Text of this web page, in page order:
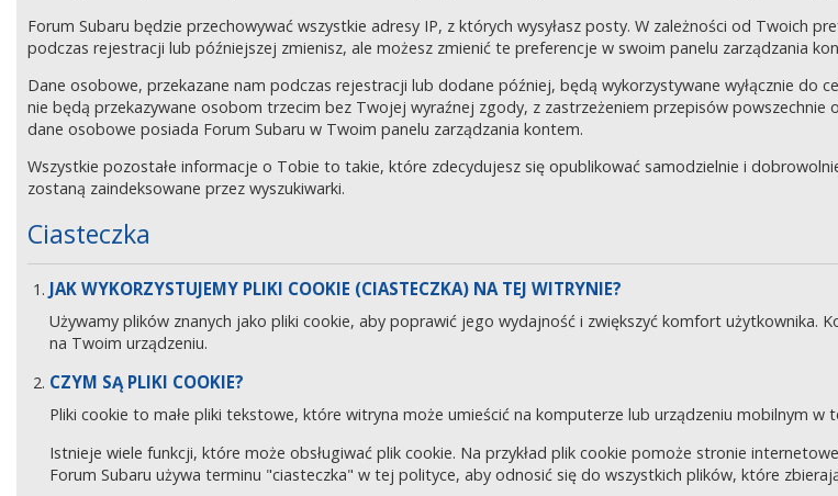
Forum Subaru będzie przechowywać wszystkie adresy IP, z których wysyłasz posty. W zależności od Twoich
podczas rejestracji lub późniejszej zmienisz, ale możesz zmienić te preferencje w swoim panelu zarządzania
Dane osobowe, przekazane nam podczas rejestracji lub dodane później, będą wykorzystywane wyłącznie do
nie będą przekazywane osobom trzecim bez Twojej wyraźnej zgody, z zastrzeżeniem przepisów
dane osobowe posiada Forum Subaru w Twoim panelu zarządzania kontem.
Wszystkie pozostałe informacje o Tobie to takie, które zdecydujesz się opublikować samodzielnie i
zostaną zaindeksowane przez wyszukiwarki.
Ciasteczka
JAK WYKORZYSTUJEMY PLIKI COOKIE (CIASTECZKA) NA TEJ WITRYNIE?
Używamy plików znanych jako pliki cookie, aby poprawić jego wydajność i zwiększyć komfort użytkownika.
na Twoim urządzeniu.
CZYM SĄ PLIKI COOKIE?
Pliki cookie to małe pliki tekstowe, które witryna może umieścić na komputerze lub urządzeniu mobilnym
Istnieje wiele funkcji, które może obsługiwać plik cookie. Na przykład plik cookie pomoże stronie
Forum Subaru używa terminu "ciasteczka" w tej polityce, aby odnosić się do wszystkich plików, które